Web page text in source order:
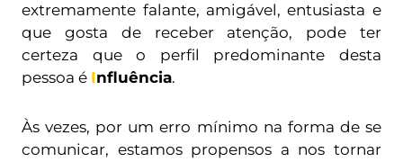
extremamente falante, amigável, entusiasta e
que gosta de receber atenção, pode ter
certeza que o perfil predominante desta
pessoa é Influência.
Às vezes, por um erro mínimo na forma de se
comunicar, estamos propensos a nos tornar